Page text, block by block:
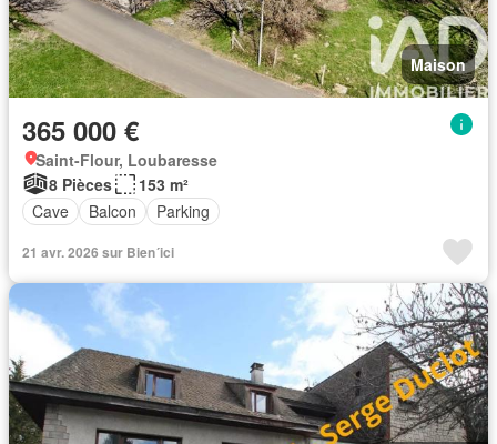
Maison
365 000 €
Saint-Flour, Loubaresse
8 Pièces
153 m²
Cave
Balcon Parking
21 avr. 2026 sur Bien´ici